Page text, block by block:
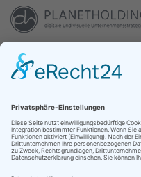
www.planet-holding.com